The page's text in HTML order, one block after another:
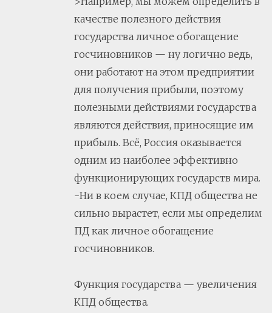
качестве полезного действия
государства личное обогащение
госчиновников — ну логично ведь,
они работают на этом предприятии
для получения прибыли, поэтому
полезными действиями государства
являются действия, приносящие им
прибыль. Всё, Россия оказывается
одним из наиболее эффективно
функционирующих государств мира.
-Ни в коем случае, КПД общества не
сильно вырастет, если мы определим
ПД как личное обогащение
госчиновников.
Функция государства — увеличения
КПД общества.